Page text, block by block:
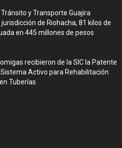
y Transporte Guajira
de Riohacha, 81 kilos de
en 445 millones de pesos
recibieron de la SIC la Patente
Activo para Rehabilitación
Tuberías